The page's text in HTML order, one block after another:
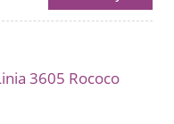
3605 Rococo